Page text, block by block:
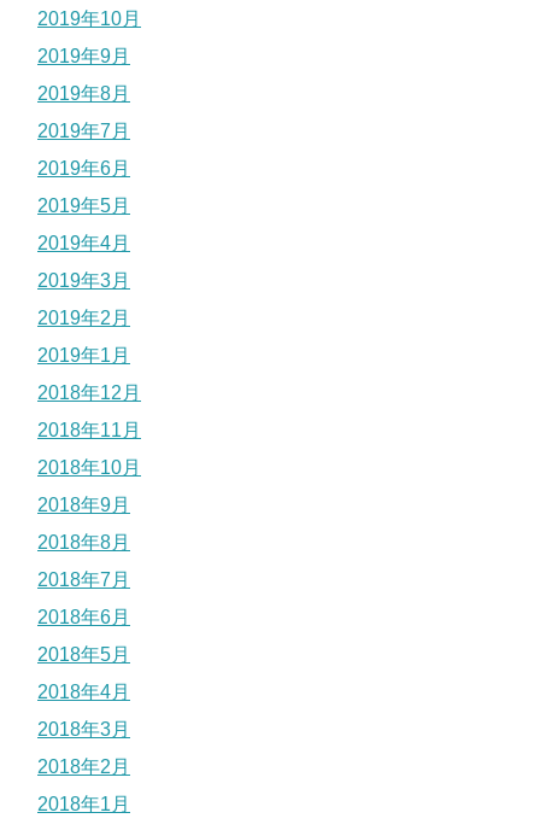
2019年10月
2019年9月
2019年8月
2019年7月
2019年6月
2019年5月
2019年4月
2019年3月
2019年2月
2019年1月
2018年12月
2018年11月
2018年10月
2018年9月
2018年8月
2018年7月
2018年6月
2018年5月
2018年4月
2018年3月
2018年2月
2018年1月